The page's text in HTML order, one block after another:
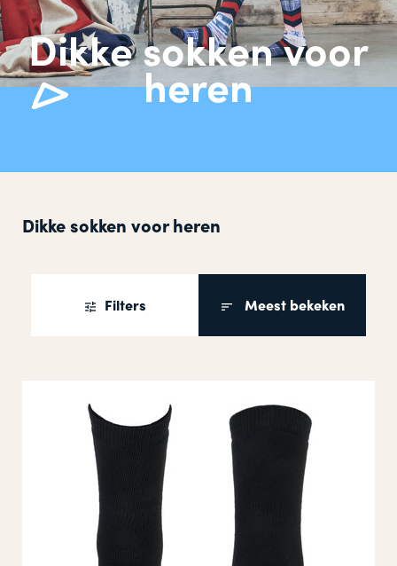
Dikke sokken voor
heren
Dikke sokken voor heren
Filters Meest bekeken